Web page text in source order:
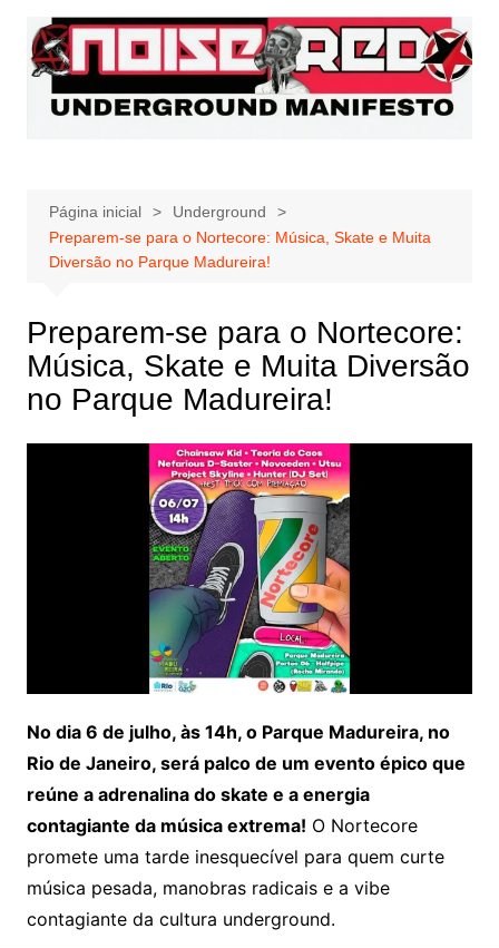
para
conteúdo
Página inicial
Underground
Preparem-se para o Nortecore: Música, Skate e Muita
Diversão no Parque Madureira!
Preparem-se para o Nortecore:
Música, Skate e Muita Diversão
no Parque Madureira!
No dia 6 de julho, às 14h, o Parque Madureira, no
Rio de Janeiro, será palco de um evento épico que
reúne a adrenalina do skate e a energia
contagiante da música extrema! O Nortecore
promete uma tarde inesquecível para quem curte
música pesada, manobras radicais e a vibe
contagiante da cultura underground.